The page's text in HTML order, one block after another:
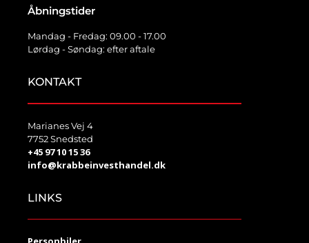
Åbningstider
Mandag - Fredag: 09.00 - 17.00
Lørdag - Søndag: efter aftale
KONTAKT
Marianes Vej 4
7752 Snedsted
+45 97 10 15 36
info@krabbeinvesthandel.dk
LINKS